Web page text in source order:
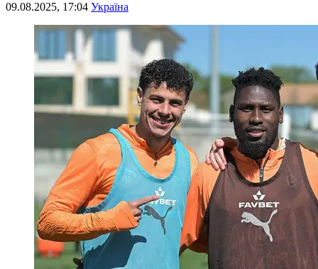
09.08.2025, 17:04 Україна